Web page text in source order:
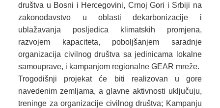
društva u Bosni i Hercegovini, Crnoj Gori i Srbiji na
zakonodavstvo u oblasti dekarbonizacije i
ublažavanja posljedica klimatskih promjena,
razvojem kapaciteta, poboljšanjem saradnje
organizacija civilnog društva sa jedinicama lokalne
samouprave, i kampanjom regionalne GEAR mreže.
Trogodišnji projekat će biti realizovan u gore
navedenim zemljama, a glavne aktivnosti uključuju,
treninge za organizacije civilnog društva; Kampanju